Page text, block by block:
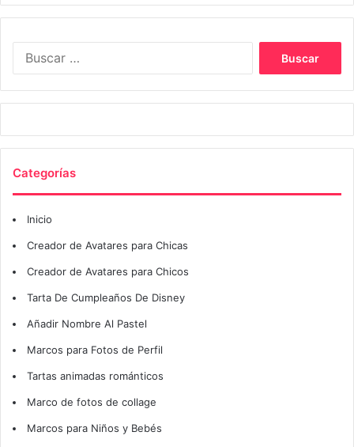
Categorías
Inicio
Creador de Avatares para Chicas
Creador de Avatares para Chicos
Tarta De Cumpleaños De Disney
Añadir Nombre Al Pastel
Marcos para Fotos de Perfil
Tartas animadas románticos
Marco de fotos de collage
Marcos para Niños y Bebés